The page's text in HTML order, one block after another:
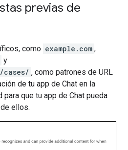
previas de
como example.com ,
y
cases/ , como patrones de URL
de tu app de Chat en la
que tu app de Chat pueda
ellos.